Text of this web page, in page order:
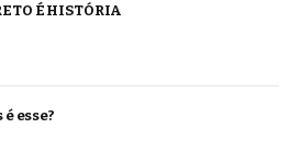
É HISTÓRIA
esse?